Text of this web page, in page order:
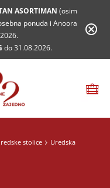
ASORTIMAN (osim
ponuda i Anoora
do 31.08.2026.
stolice
Uredska